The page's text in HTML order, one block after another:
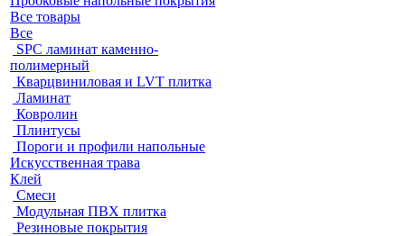
Все товары
Все
SPC ламинат каменно-
полимерный
Кварцвиниловая и LVT плитка
Ламинат
Ковролин
Плинтусы
Пороги и профили напольные
Искусственная трава
Клей
Смеси
Модульная ПВХ плитка
Резиновые покрытия